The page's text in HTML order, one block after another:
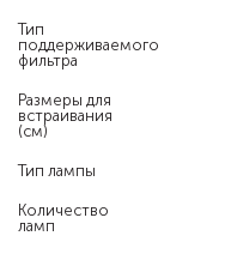
Тип
поддерживаемого
фильтра
Размеры для
встраивания
(см)
Тип лампы
Количество
ламп